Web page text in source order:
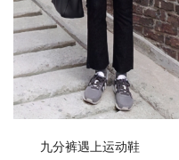
九分裤遇上运动鞋